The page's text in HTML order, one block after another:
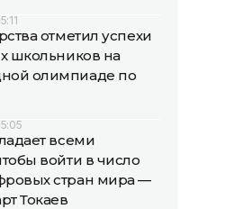
отметил успехи
школьников на
олимпиаде по
всеми
войти в число
стран мира —
Токаев